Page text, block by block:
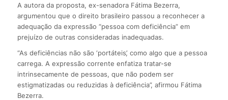
A autora da proposta, ex-senadora Fátima Bezerra,
argumentou que o direito brasileiro passou a reconhecer a
adequação da expressão “pessoa com deficiência” em
prejuízo de outras consideradas inadequadas.
“As deficiências não são ‘portáteis’, como algo que a pessoa
carrega. A expressão corrente enfatiza tratar-se
intrinsecamente de pessoas, que não podem ser
estigmatizadas ou reduzidas à deficiência”, afirmou Fátima
Bezerra.